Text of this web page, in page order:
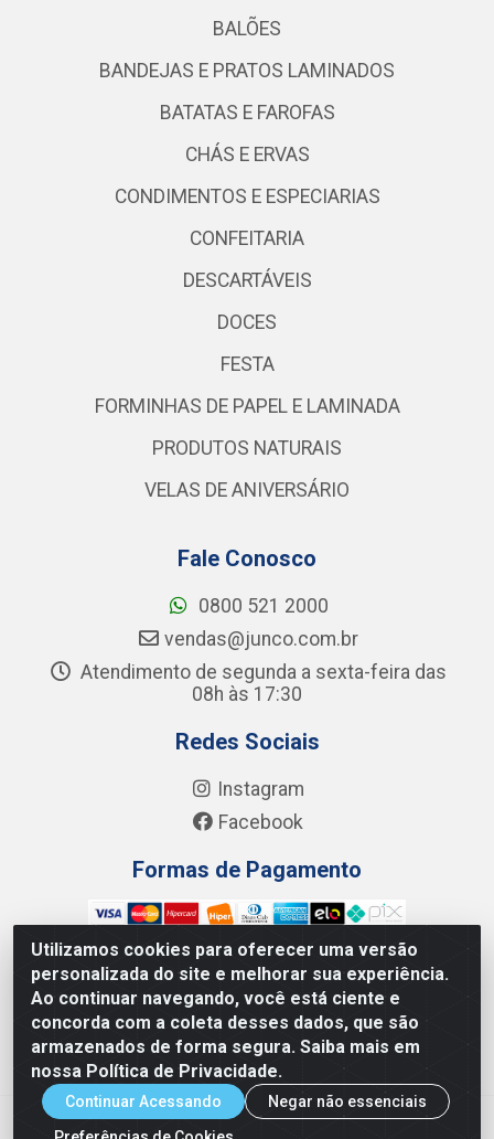
Utilizamos cookies para oferecer uma versão
personalizada do site e melhorar sua experiência.
Ao continuar navegando, você está ciente e
concorda com a coleta desses dados, que são
armazenados de forma segura. Saiba mais em
nossa Política de Privacidade.
Continuar Acessando
Negar não essenciais
BALÕES
BANDEJAS E PRATOS LAMINADOS
BATATAS E FAROFAS
CHÁS E ERVAS
CONDIMENTOS E ESPECIARIAS
CONFEITARIA
DESCARTÁVEIS
DOCES
FESTA
FORMINHAS DE PAPEL E LAMINADA
PRODUTOS NATURAIS
VELAS DE ANIVERSÁRIO
Fale Conosco
0800 521 2000
vendas@junco.com.br
Atendimento de segunda a sexta-feira das
08h às 17:30
Redes Sociais
Instagram
Facebook
Formas de Pagamento
Junco Industria e Comercio Ltda - R. Lineu Anterino
Mariano, 505 - Distrito Industrial, Uberlândia - MG CEP
38.402-346 - CNPJ: 66.312.653/0001-14